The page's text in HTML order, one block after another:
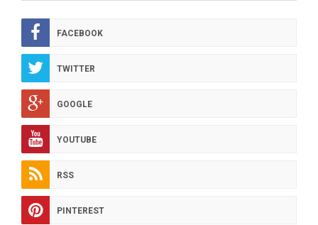
FACEBOOK
TWITTER
GOOGLE
YOUTUBE
RSS
PINTEREST